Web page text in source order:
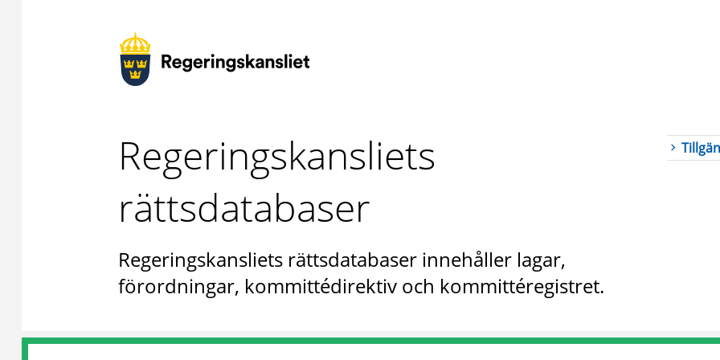
Regeringskansliets
rättsdatabaser
Regeringskansliets rättsdatabaser innehåller lagar,
förordningar, kommittédirektiv och kommittéregistret.